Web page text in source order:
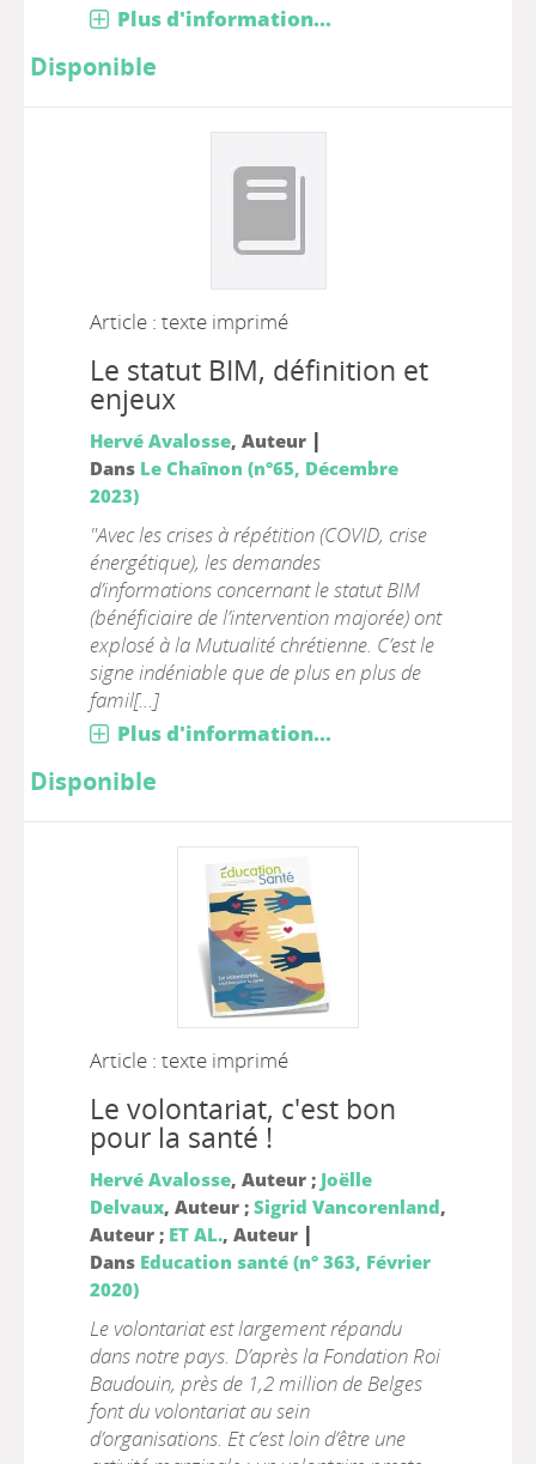
Plus d'information...
Disponible
Article : texte imprimé
Le statut BIM, définition et
enjeux
Hervé Avalosse, Auteur |
Dans Le Chaînon (n°65, Décembre
2023)
"Avec les crises à répétition (COVID, crise
énergétique), les demandes
d’informations concernant le statut BIM
(bénéficiaire de l’intervention majorée) ont
explosé à la Mutualité chrétienne. C’est le
signe indéniable que de plus en plus de
famil[...]
Plus d'information...
Disponible
Article : texte imprimé
Le volontariat, c'est bon
pour la santé !
Hervé Avalosse, Auteur ; Joëlle
Delvaux, Auteur ; Sigrid Vancorenland,
Auteur ; ET AL., Auteur |
Dans Education santé (n° 363, Février
2020)
Le volontariat est largement répandu
dans notre pays. D’après la Fondation Roi
Baudouin, près de 1,2 million de Belges
font du volontariat au sein
d’organisations. Et c’est loin d’être une